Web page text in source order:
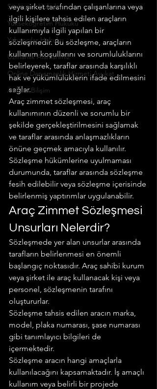
Sözleşme Hukuku
Yükseköğretim Hukuku
Yabancılar Hukuku
Uzmanlık Alanlarımız
Online Danışmanlık Hizmeti Avukat
Ankara Bilişim
veya şirket tarafından çalışanlarına veya
ilgili kişilere tahsis edilen araçların
kullanımıyla ilgili yapılan bir
sözleşmedir. Bu sözleşme, araçların
kullanım koşullarını ve sorumluluklarını
belirleyerek, taraflar arasında karşılıklı
hak ve yükümlülüklerin ifade edilmesini
sağlar.
Araç zimmet sözleşmesi, araç
kullanımının düzenli ve sorumlu bir
şekilde gerçekleştirilmesini sağlamak
ve taraflar arasında anlaşmazlıkların
önüne geçmek amacıyla kullanılır.
Sözleşme hükümlerine uyulmaması
durumunda, taraflar arasında sözleşme
fesih edilebilir veya sözleşme içerisinde
belirlenmiş yaptırımlar uygulanabilir.
Araç Zimmet Sözleşmesi
Unsurları Nelerdir?
Sözleşmede yer alan unsurlar arasında
tarafların belirlenmesi en önemli
başlangıç noktasıdır. Araç sahibi kurum
veya şirket ile araç kullanacak kişi veya
personel, sözleşmenin tarafını
oluştururlar.
Sözleşme tahsis edilen aracın marka,
model, plaka numarası, şase numarası
gibi tanımlayıcı bilgileri de
içermektedir.
Sözleşme aracın hangi amaçlarla
kullanılacağını kapsamaktadır. İş amaçlı
kullanım veya belirli bir projede